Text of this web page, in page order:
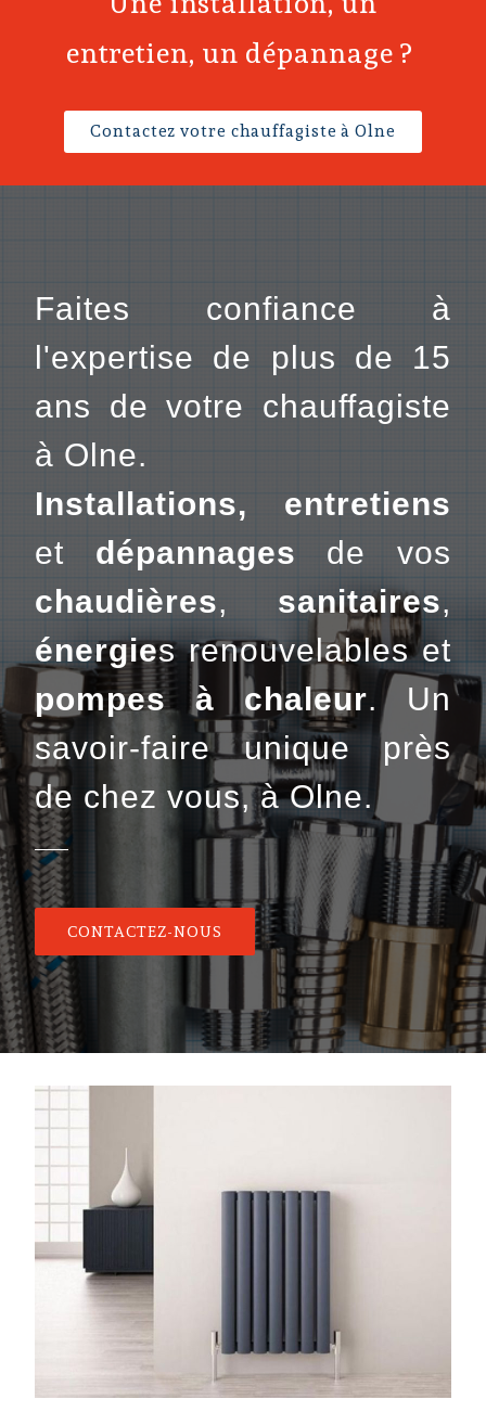
entretien, un dépannage ?
Contactez votre chauffagiste à Olne
Faites confiance à
l'expertise de plus de 15
ans de votre chauffagiste
à Olne.
Installations, entretiens
et dépannages de vos
chaudières, sanitaires,
énergies renouvelables et
pompes à chaleur. Un
savoir-faire unique près
de chez vous, à Olne.
CONTACTEZ-NOUS